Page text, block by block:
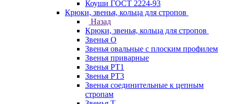
Коуши ГОСТ 2224-93
Крюки, звенья, кольца для стропов
Назад
Крюки, звенья, кольца для стропов
Звенья О
Звенья овальные с плоским профилем
Звенья приварные
Звенья РТ1
Звенья РТ3
Звенья соединительные к цепным
стропам